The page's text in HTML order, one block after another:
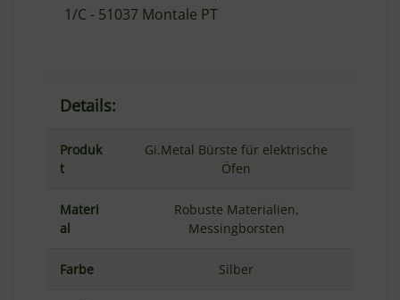
1/C - 51037 Montale PT
Details:
Produk
t
Gi.Metal Bürste für elektrische
Öfen
Materi
al
Robuste Materialien,
Messingborsten
Farbe Silber